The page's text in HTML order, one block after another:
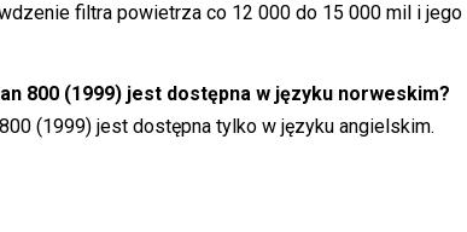
filtra powietrza co 12 000 do 15 000 mil i jego
800 (1999) jest dostępna w języku norweskim?
(1999) jest dostępna tylko w języku angielskim.